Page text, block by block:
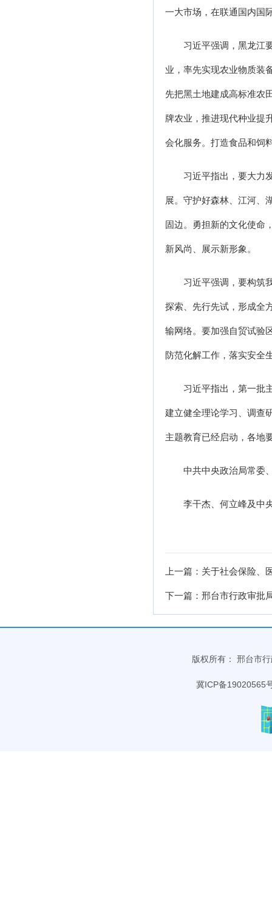
一大市场，在联通国内国
习近平强调，黑龙江
业，率先实现农业物质装
先把黑土地建成高标准农
牌农业，推进现代种业提
会化服务。打造食品和饲
习近平指出，要大力
展。守护好森林、江河、
固边。勇担新的文化使命
新风尚、展示新形象。
习近平强调，要构筑
探索、先行先试，形成全
输网络。要加强自贸试验
防范化解工作，落实安全
习近平指出，第一批
建立健全理论学习、调查
主题教育已经启动，各地
中共中央政治局常委
李干杰、何立峰及中
上一篇：关于社会保险
下一篇：邢台市行政审批
版权所有： 邢台市
冀ICP备19020565